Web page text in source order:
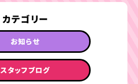
カテゴリー
お知らせ
スタッフブログ